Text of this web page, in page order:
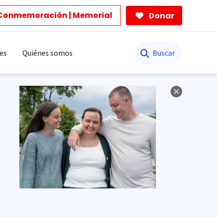
| Memorial Donar
Quiénes somos